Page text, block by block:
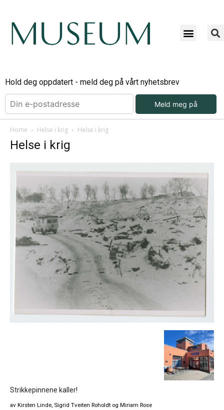
Hold deg oppdatert - meld deg på vårt nyhetsbrev
Meld meg på
Home Helse i krig Helse i krig
Helse i krig
Strikkepinnene kaller!
av Kirsten Linde, Sigrid Tveiten Roholdt og Miriam Rose